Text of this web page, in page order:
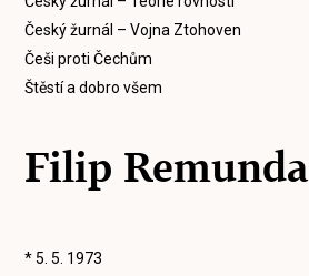
Český žurnál – Vojna Ztohoven
Češi proti Čechům
Štěstí a dobro všem
Filip Remunda
* 5. 5. 1973